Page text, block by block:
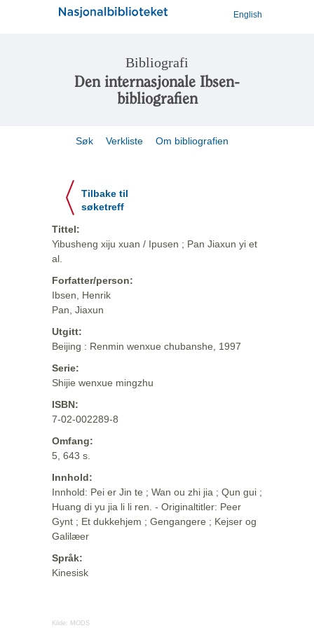
English
Bibliografi
Den internasjonale Ibsen-
bibliografien
Søk Verkliste Om bibliografien
Tilbake til
søketreff
Tittel:
Yibusheng xiju xuan / Ipusen ; Pan Jiaxun yi et
al.
Forfatter/person:
Ibsen, Henrik
Pan, Jiaxun
Utgitt:
Beijing : Renmin wenxue chubanshe, 1997
Serie:
Shijie wenxue mingzhu
ISBN:
7-02-002289-8
Omfang:
5, 643 s.
Innhold:
Innhold: Pei er Jin te ; Wan ou zhi jia ; Qun gui ;
Huang di yu jia li li ren. - Originaltitler: Peer
Gynt ; Et dukkehjem ; Gengangere ; Kejser og
Galilæer
Språk:
Kinesisk
Kilde: MODS